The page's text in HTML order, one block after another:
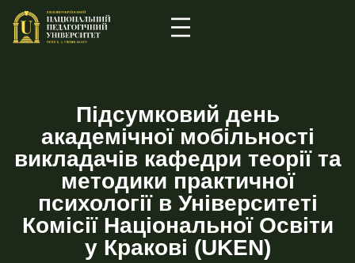
Підсумковий день
академічної мобільності
викладачів кафедри теорії та
методики практичної
психології в Університеті
Комісії Національної Освіти
у Кракові (UKEN)